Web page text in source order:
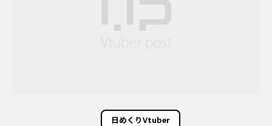
日めくりVtuber